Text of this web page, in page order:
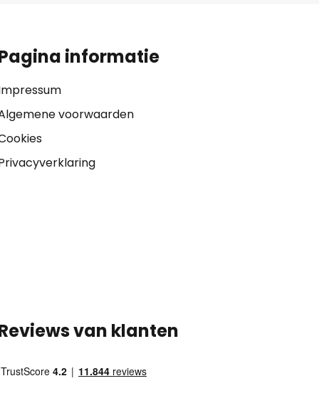
informatie
voorwaarden
van klanten